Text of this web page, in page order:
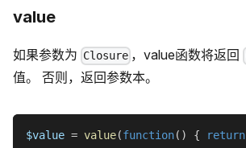
value
如果参数为 Closure ，value函数将返回
值。 否则，返回参数本。
$value = value(function( ) { return